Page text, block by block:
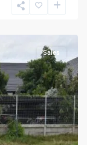
Sales